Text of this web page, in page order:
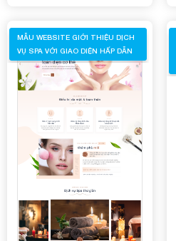
MẪU WEBSITE GIỚI THIỆU DỊCH
VỤ SPA VỚI GIAO DIỆN HẤP DẪN